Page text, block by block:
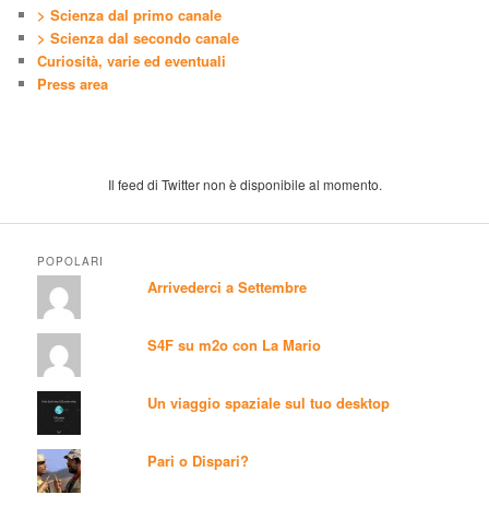
> Scienza dal primo canale
> Scienza dal secondo canale
Curiosità, varie ed eventuali
Press area
Il feed di Twitter non è disponibile al momento.
POPOLARI
Arrivederci a Settembre
S4F su m2o con La Mario
Un viaggio spaziale sul tuo desktop
Pari o Dispari?